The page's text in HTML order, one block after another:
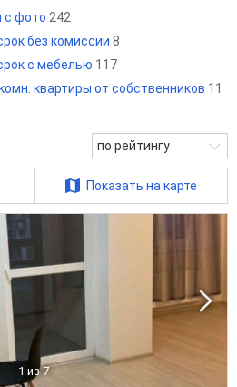
с фото 242
без комиссии 8
с мебелью 117
квартиры от собственников 11
по рейтингу
Показать на карте
1 из 7